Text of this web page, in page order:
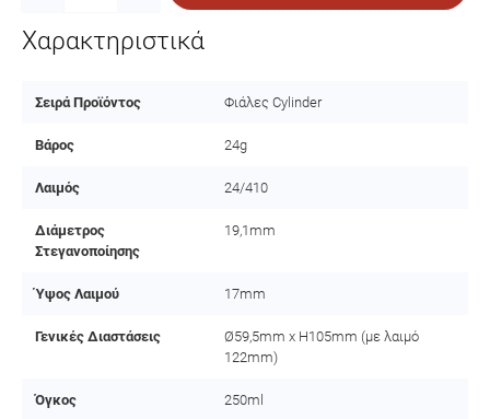
Χαρακτηριστικά
Σειρά Προϊόντος Φιάλες Cylinder
Βάρος 24g
Λαιμός 24/410
Διάμετρος
Στεγανοποίησης
19,1mm
Ύψος Λαιμού 17mm
Γενικές Διαστάσεις
Ø59,5mm x H105mm (με λαιμό
122mm)
Όγκος 250ml